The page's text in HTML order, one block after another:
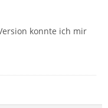
konnte ich mir